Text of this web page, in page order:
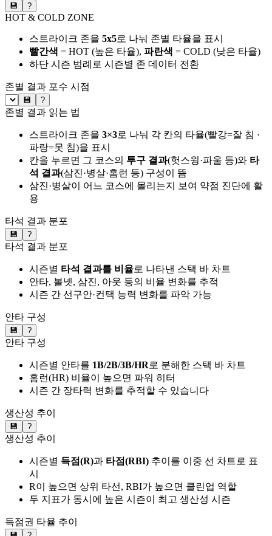
💾 ?
HOT & COLD ZONE
스트라이크 존을 5x5로 나눠 존별 타율을 표시
빨간색 = HOT (높은 타율), 파란색 = COLD (낮은 타율)
하단 시즌 범례로 시즌별 존 데이터 전환
존별 결과 포수 시점
💾 ?
존별 결과 읽는 법
스트라이크 존을 3×3로 나눠 각 칸의 타율(빨강=잘 침 ·
파랑=못 침)을 표시
칸을 누르면 그 코스의 투구 결과(헛스윙·파울 등)와 타
석 결과(삼진·병살·홈런 등) 구성이 뜸
삼진·병살이 어느 코스에 몰리는지 보여 약점 진단에 활
용
타석 결과 분포
💾 ?
타석 결과 분포
시즌별 타석 결과를 비율로 나타낸 스택 바 차트
안타, 볼넷, 삼진, 아웃 등의 비율 변화를 추적
시즌 간 선구안·컨택 능력 변화를 파악 가능
안타 구성
💾 ?
안타 구성
시즌별 안타를 1B/2B/3B/HR로 분해한 스택 바 차트
홈런(HR) 비율이 높으면 파워 히터
시즌 간 장타력 변화를 추적할 수 있습니다
생산성 추이
💾 ?
생산성 추이
시즌별 득점(R)과 타점(RBI) 추이를 이중 선 차트로 표
시
R이 높으면 상위 타선, RBI가 높으면 클린업 역할
두 지표가 동시에 높은 시즌이 최고 생산성 시즌
득점권 타율 추이